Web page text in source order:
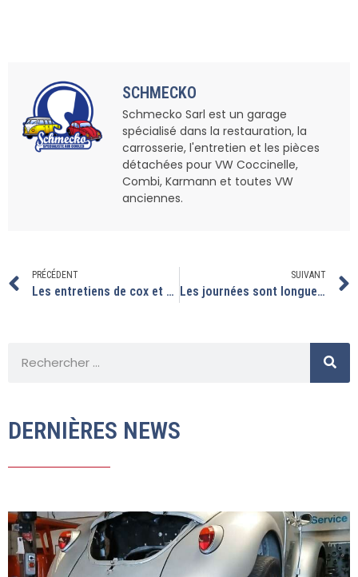
SCHMECKO
Schmecko Sarl est un garage
spécialisé dans la restauration, la
carrosserie, l'entretien et les pièces
détachées pour VW Coccinelle,
Combi, Karmann et toutes VW
anciennes.
PRÉCÉDENT
Les entretiens de cox et combi se succèdent
SUIVANT
Les journées sont longues à l’atelier
DERNIÈRES NEWS